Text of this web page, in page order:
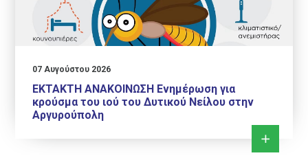
07 Αυγούστου 2026
ΕΚΤΑΚΤΗ ΑΝΑΚΟΙΝΩΣΗ Ενημέρωση για
κρούσμα του ιού του Δυτικού Νείλου στην
Αργυρούπολη